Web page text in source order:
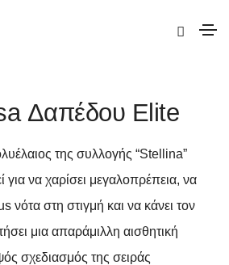
Δαπέδου Elite
της συλλογής “Stellina”
να χαρίσει μεγαλοπρέπεια, να
νότα στη στιγμή και να κάνει τον
μια απαράμιλλη αισθητική
σχεδιασμός της σειράς